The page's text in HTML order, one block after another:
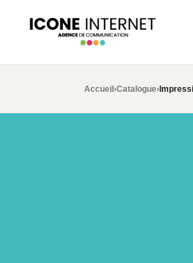
Accueil ›Catalogue›